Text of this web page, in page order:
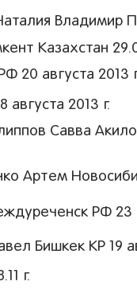
Владимир
Казахстан
20 августа 2013
2013 г.
Савва
Артем
РФ 23
Бишкек КР 19
г.